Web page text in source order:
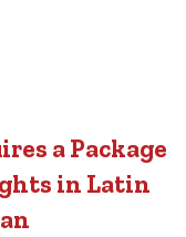
a Package
in Latin